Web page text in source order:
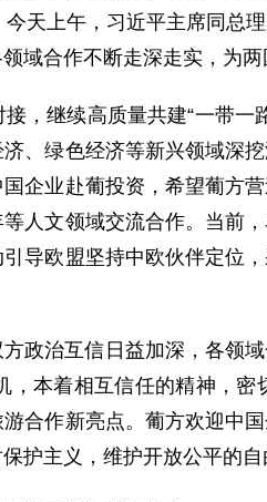
天上午，习近平主席同总
域合作不断走深走实，为两
，继续高质量共建“一带
、绿色经济等新兴领域深
企业赴葡投资，希望葡方
人文领域交流合作。当前
导欧盟坚持中欧伙伴定位
政治互信日益加深，各领
本着相互信任的精神，
合作新亮点。葡方欢迎中
护主义，维护开放公平的